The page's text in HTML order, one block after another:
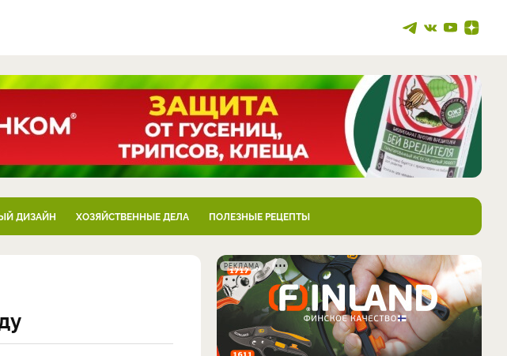
ДИЗАЙН ХОЗЯЙСТВЕННЫЕ ДЕЛА ПОЛЕЗНЫЕ РЕЦЕПТЫ
РЕКЛАМА